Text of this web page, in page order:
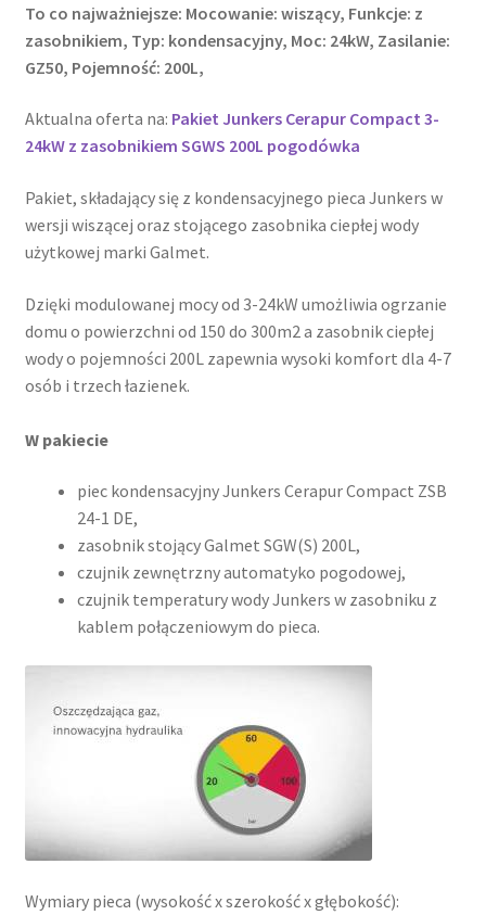
To co najważniejsze: Mocowanie: wiszący, Funkcje: z
zasobnikiem, Typ: kondensacyjny, Moc: 24kW, Zasilanie:
GZ50, Pojemność: 200L,
Aktualna oferta na: Pakiet Junkers Cerapur Compact 3-
24kW z zasobnikiem SGWS 200L pogodówka
Pakiet, składający się z kondensacyjnego pieca Junkers w
wersji wiszącej oraz stojącego zasobnika ciepłej wody
użytkowej marki Galmet.
Dzięki modulowanej mocy od 3-24kW umożliwia ogrzanie
domu o powierzchni od 150 do 300m2 a zasobnik ciepłej
wody o pojemności 200L zapewnia wysoki komfort dla 4-7
osób i trzech łazienek.
W pakiecie
piec kondensacyjny Junkers Cerapur Compact ZSB
24-1 DE,
zasobnik stojący Galmet SGW(S) 200L,
czujnik zewnętrzny automatyko pogodowej,
czujnik temperatury wody Junkers w zasobniku z
kablem połączeniowym do pieca.
Wymiary pieca (wysokość x szerokość x głębokość):